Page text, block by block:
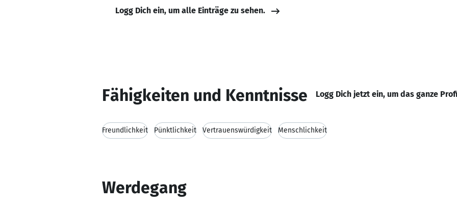
Logg Dich ein, um alle Einträge zu sehen.
Fähigkeiten und Kenntnisse Logg Dich jetzt ein, um das ganze
Freundlichkeit Pünktlichkeit Vertrauenswürdigkeit Menschlichkeit
Werdegang